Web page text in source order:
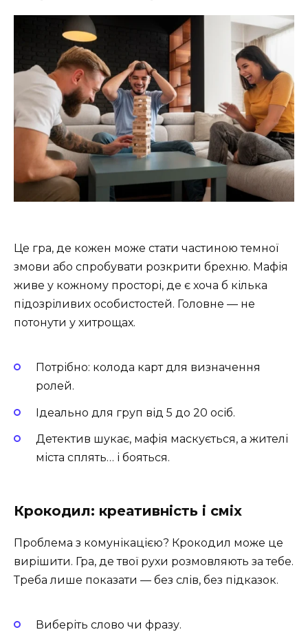
Це гра, де кожен може стати частиною темної
змови або спробувати розкрити брехню. Мафія
живе у кожному просторі, де є хоча б кілька
підозріливих особистостей. Головне — не
потонути у хитрощах.
Потрібно: колода карт для визначення
ролей.
Ідеально для груп від 5 до 20 осіб.
Детектив шукає, мафія маскується, а жителі
міста сплять… і бояться.
Крокодил: креативність і сміх
Проблема з комунікацією? Крокодил може це
вирішити. Гра, де твої рухи розмовляють за тебе.
Треба лише показати — без слів, без підказок.
Виберіть слово чи фразу.